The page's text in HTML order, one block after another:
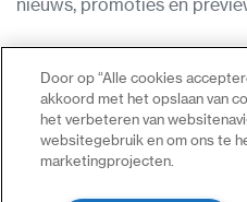
nieuws, promoties en
Gebruiksvoorwaarden
Privacybeleid
Neem contact op
Inloggen
Door op “Alle cookies
akkoord met het opslaan van
het verbeteren van
websitegebruik en om ons te
marketingprojecten.